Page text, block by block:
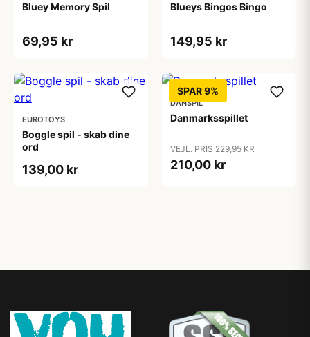
Bluey Memory Spil
69,95 kr
Blueys Bingos Bingo
149,95 kr
EUROTOYS
Boggle spil - skab dine
ord
139,00 kr
SPAR 9%
DANSPIL
Danmarksspillet
VEJL. PRIS 229,95 KR
210,00 kr